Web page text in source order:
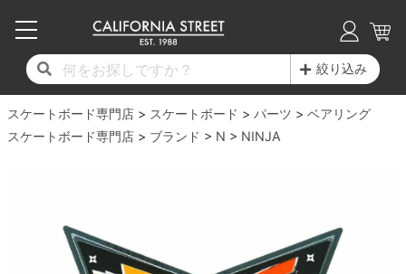
絞り込み
スケートボード専門店 スケートボード パーツ
ベアリング
スケートボード専門店
ブランド N NINJA
17時までのご注文は当日発送！
11,000円以上で送料無料！
毎月1日はポイント5倍！10日と20日は3倍！
17時までのご注文は当日発送！
11,000円以上で送料無料！
毎月1日はポイント5倍！10日と20日は3倍！
サイズからデッキを選ぶ
子供用デッキ
7.0inch以下
トラック
17時までのご注文は当日発送！
11,000円以上で送料無料！
毎月1日はポイント5倍！10日と20日は3倍！
適合デッキサイズから選ぶ
7.0inch以下
7.2inch
17時までのご注文は当日発送！
11,000円以上で送料無料！
毎月1日はポイント5倍！10日と20日は3倍！
ウィールをサイズから選ぶ
50mm
51mm
17時までのご注文は当日発送！
11,000円以上で送料無料！
毎月1日はポイント5倍！10日と20日は3倍！
シューズをサイズから選ぶ
20cm
21cm
17時までのご注文は当日発送！
11,000円以上で送料無料！
毎月1日はポイント5倍！10日と20日は3倍！
ジャケット
17時までのご注文は当日発送！
11,000円以上で送料無料！
毎月1日はポイント5倍！10日と20日は3倍！
17時までのご注文は当日発送！
11,000円以上で送料無料！
毎月1日はポイント5倍！10日と20日は3倍！
徹底解析
17時までのご注文は当日発送！
11,000円以上で送料無料！
毎月1日はポイント5倍！10日と20日は3倍！
スタッフ紹介